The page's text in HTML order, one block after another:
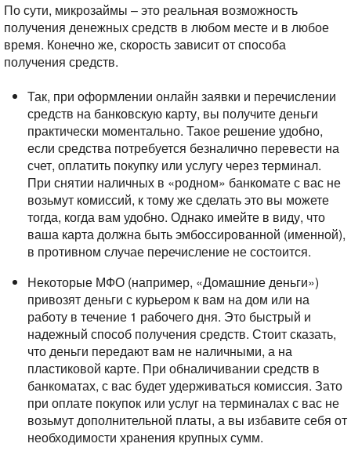
По сути, микрозаймы – это реальная возможность
получения денежных средств в любом месте и в любое
время. Конечно же, скорость зависит от способа
получения средств.
Так, при оформлении онлайн заявки и перечислении
средств на банковскую карту, вы получите деньги
практически моментально. Такое решение удобно,
если средства потребуется безналично перевести на
счет, оплатить покупку или услугу через терминал.
При снятии наличных в «родном» банкомате с вас не
возьмут комиссий, к тому же сделать это вы можете
тогда, когда вам удобно. Однако имейте в виду, что
ваша карта должна быть эмбоссированной (именной),
в противном случае перечисление не состоится.
Некоторые МФО (например, «Домашние деньги»)
привозят деньги с курьером к вам на дом или на
работу в течение 1 рабочего дня. Это быстрый и
надежный способ получения средств. Стоит сказать,
что деньги передают вам не наличными, а на
пластиковой карте. При обналичивании средств в
банкоматах, с вас будет удерживаться комиссия. Зато
при оплате покупок или услуг на терминалах с вас не
возьмут дополнительной платы, а вы избавите себя от
необходимости хранения крупных сумм.